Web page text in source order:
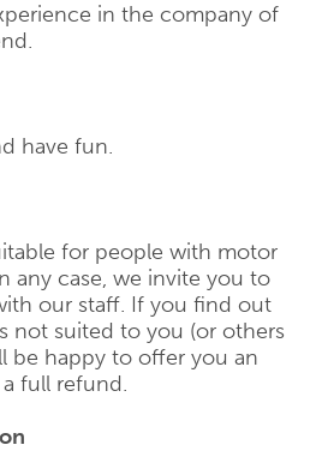
in the company of
have fun.
for people with motor
any case, we invite you to
our staff. If you find out
not suited to you (or others
be happy to offer you an
full refund.